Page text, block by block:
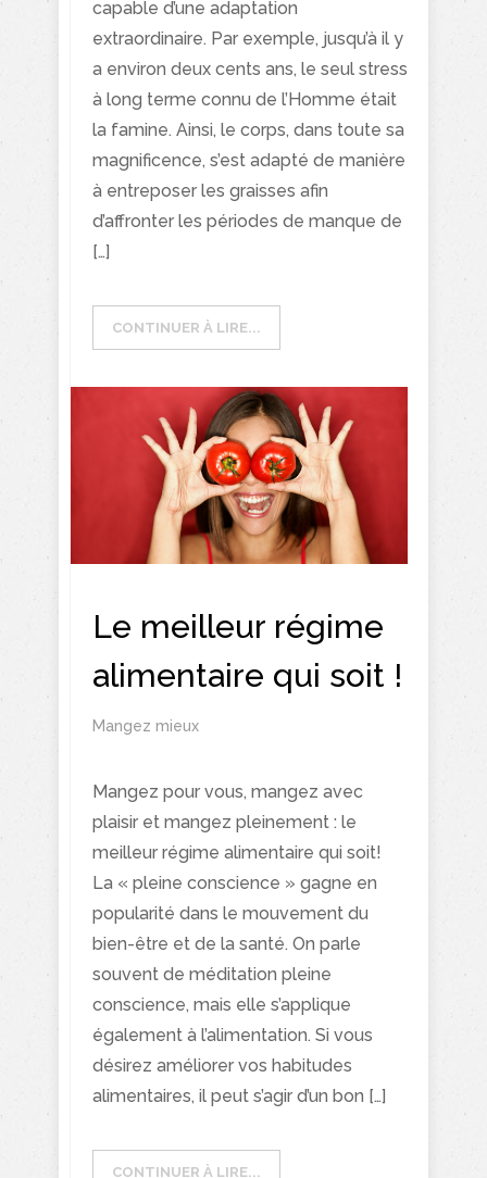
capable d’une adaptation
extraordinaire. Par exemple, jusqu’à il y
a environ deux cents ans, le seul stress
à long terme connu de l’Homme était
la famine. Ainsi, le corps, dans toute sa
magnificence, s’est adapté de manière
à entreposer les graisses afin
d’affronter les périodes de manque de
[…]
CONTINUER À LIRE...
Le meilleur régime
alimentaire qui soit !
Mangez mieux
Mangez pour vous, mangez avec
plaisir et mangez pleinement : le
meilleur régime alimentaire qui soit!
La « pleine conscience » gagne en
popularité dans le mouvement du
bien-être et de la santé. On parle
souvent de méditation pleine
conscience, mais elle s’applique
également à l’alimentation. Si vous
désirez améliorer vos habitudes
alimentaires, il peut s’agir d’un bon […]
CONTINUER À LIRE...